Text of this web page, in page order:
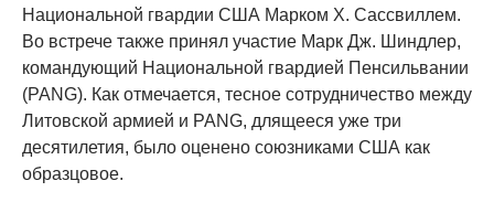
Национальной гвардии США Марком Х. Сассвиллем.
Во встрече также принял участие Марк Дж. Шиндлер,
командующий Национальной гвардией Пенсильвании
(PANG). Как отмечается, тесное сотрудничество между
Литовской армией и PANG, длящееся уже три
десятилетия, было оценено союзниками США как
образцовое.